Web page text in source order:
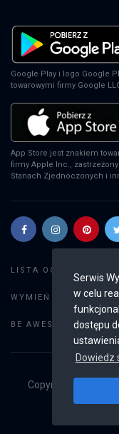
Serwis
w celu
dostępu
Dowiedz
Google Play i logo Google
towarowymi firmy Google
App Store jest znakiem
firmy Apple Inc.,
Stanach Zjednoczonych i
LISTA OGŁOSZEŃ:
WYMIEŃ GRY: Dodaj
BE AWESOME:
Copyright © 2019 -